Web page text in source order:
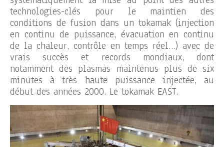
technologies-clés pour le maintien des
conditions de fusion dans un tokamak (injection
en continu de puissance, évacuation en continu
de la chaleur, contrôle en temps réel…) avec de
vrais succès et records mondiaux, dont
notamment des plasmas maintenus plus de six
minutes à très haute puissance injectée, au
début des années 2000. Le tokamak EAST.